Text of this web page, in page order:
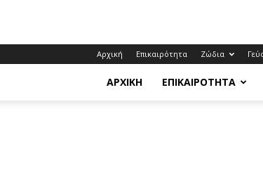
Αρχική Επικαιρότητα Ζώδια
ΑΡΧΙΚΉ ΕΠΙΚΑΙΡΌΤΗΤΑ